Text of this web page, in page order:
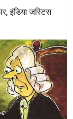
इंडिया जस्टिस